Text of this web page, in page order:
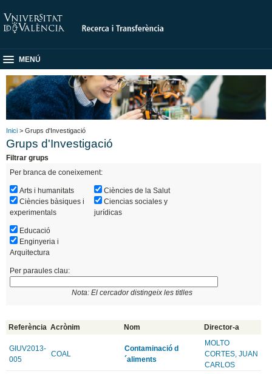
MENÚ
Inici > Grups d'Investigació
Grups d'Investigació
Filtrar grups
Per branca de coneixement:
Arts i humanitats
Ciències bàsiques i
experimentals
Ciències de la Salut
Ciencias sociales y
jurídicas
Educació
Enginyeria i
Arquitectura
Per paraules clau:
Nota: El cercador distingeix les titlles
Referència Acrònim Nom Director-a
GIUV2013-
005
COAL
Contaminació d
´aliments
MOLTO
CORTES, JUAN
CARLOS